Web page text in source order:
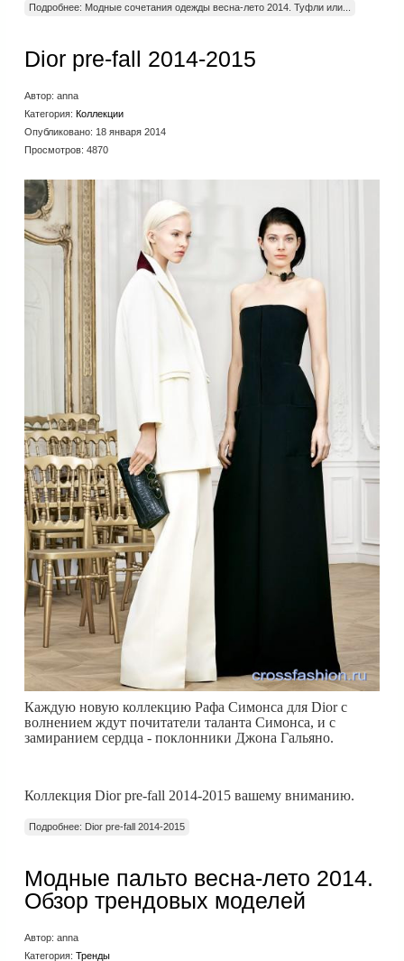
Подробнее: Модные сочетания одежды весна-лето 2014. Туфли или...
Dior pre-fall 2014-2015
Автор: anna
Категория: Коллекции
Опубликовано: 18 января 2014
Просмотров: 4870
Каждую новую коллекцию Рафа Симонса для Dior с
волнением ждут почитатели таланта Симонса, и с
замиранием сердца - поклонники Джона Гальяно.
Коллекция Dior pre-fall 2014-2015 вашему вниманию.
Подробнее: Dior pre-fall 2014-2015
Модные пальто весна-лето 2014.
Обзор трендовых моделей
Автор: anna
Категория: Тренды